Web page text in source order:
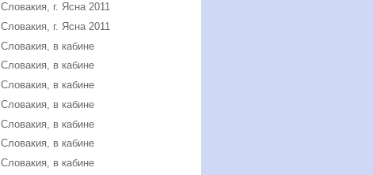
Словакия, г. Ясна 2011
Словакия, г. Ясна 2011
Словакия, в кабине
Словакия, в кабине
Словакия, в кабине
Словакия, в кабине
Словакия, в кабине
Словакия, в кабине
Словакия, в кабине